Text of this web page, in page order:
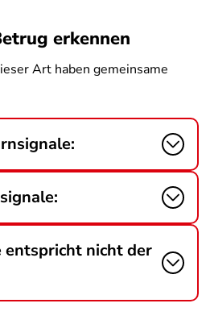
erkennen
Art haben gemeinsame
entspricht nicht der